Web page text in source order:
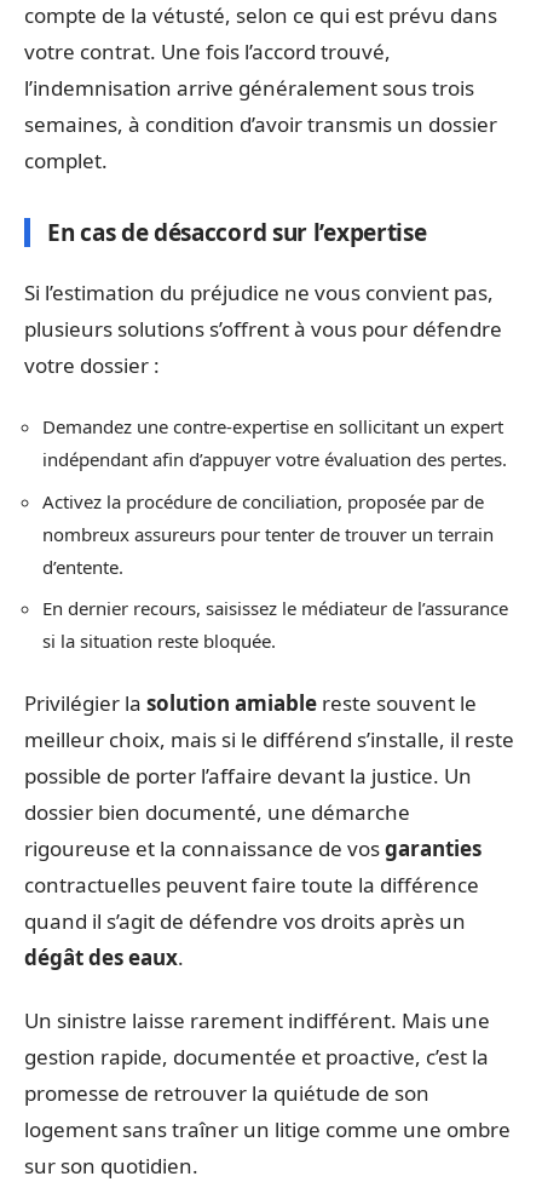
compte de la vétusté, selon ce qui est prévu dans
votre contrat. Une fois l’accord trouvé,
l’indemnisation arrive généralement sous trois
semaines, à condition d’avoir transmis un dossier
complet.
En cas de désaccord sur l’expertise
Si l’estimation du préjudice ne vous convient pas,
plusieurs solutions s’offrent à vous pour défendre
votre dossier :
Demandez une contre-expertise en sollicitant un expert
indépendant afin d’appuyer votre évaluation des pertes.
Activez la procédure de conciliation, proposée par de
nombreux assureurs pour tenter de trouver un terrain
d’entente.
En dernier recours, saisissez le médiateur de l’assurance
si la situation reste bloquée.
Privilégier la solution amiable reste souvent le
meilleur choix, mais si le différend s’installe, il reste
possible de porter l’affaire devant la justice. Un
dossier bien documenté, une démarche
rigoureuse et la connaissance de vosgaranties
contractuelles peuvent faire toute la différence
quand il s’agit de défendre vos droits après un
dégât des eaux.
Un sinistre laisse rarement indifférent. Mais une
gestion rapide, documentée et proactive, c’est la
promesse de retrouver la quiétude de son
logement sans traîner un litige comme une ombre
sur son quotidien.